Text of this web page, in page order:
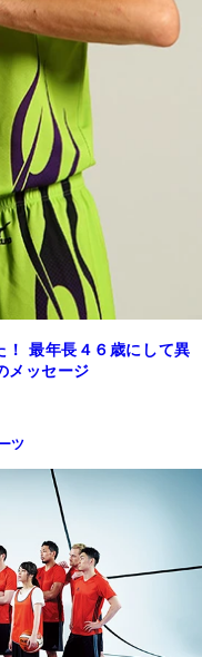
！ 最年長４６歳にして異
メッセージ
ツ